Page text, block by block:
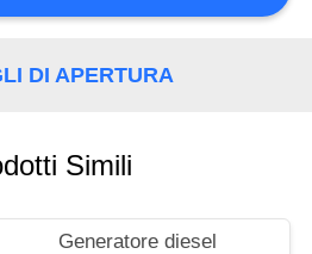
DI APERTURA
Simili
Generatore diesel